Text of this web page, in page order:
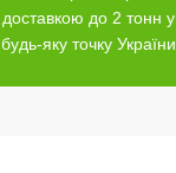
доставкою до 2 тонн у
будь-яку точку України